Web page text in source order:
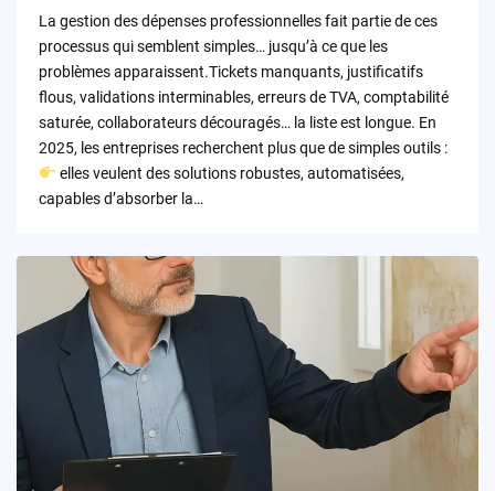
La gestion des dépenses professionnelles fait partie de ces
processus qui semblent simples… jusqu’à ce que les
problèmes apparaissent.Tickets manquants, justificatifs
flous, validations interminables, erreurs de TVA, comptabilité
saturée, collaborateurs découragés… la liste est longue. En
2025, les entreprises recherchent plus que de simples outils :
elles veulent des solutions robustes, automatisées,
capables d’absorber la…